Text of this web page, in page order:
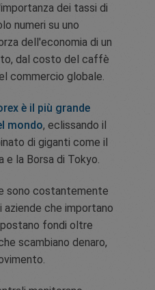
dei tassi di
numeri su uno
dell'economia di un
dal costo del caffè
commercio globale.
è il più grande
mondo, eclissando il
di giganti come il
e la Borsa di Tokyo.
sono costantemente
che importano
fondi oltre
scambiano denaro,